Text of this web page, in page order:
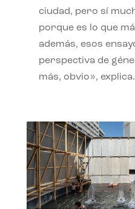
ciudad, pero sí
porque es lo que
además, esos
perspectiva de
más, obvio», explica.